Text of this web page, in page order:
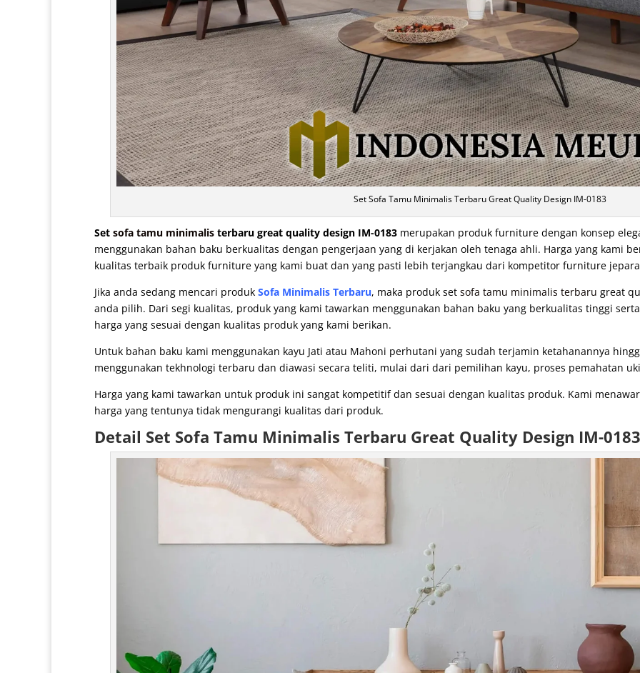
Set Sofa Tamu Minimalis Terbaru Great Quality Design IM-0183
Set sofa tamu minimalis terbaru great quality design IM-0183 merupakan produk furniture dengan konsep
menggunakan bahan baku berkualitas dengan pengerjaan yang di kerjakan oleh tenaga ahli. Harga yang kami
kualitas terbaik produk furniture yang kami buat dan yang pasti lebih terjangkau dari kompetitor furniture
Jika anda sedang mencari produk Sofa Minimalis Terbaru, maka produk set sofa tamu minimalis terbaru great
anda pilih. Dari segi kualitas, produk yang kami tawarkan menggunakan bahan baku yang berkualitas tinggi
harga yang sesuai dengan kualitas produk yang kami berikan.
Untuk bahan baku kami menggunakan kayu Jati atau Mahoni perhutani yang sudah terjamin ketahanannya
menggunakan tekhnologi terbaru dan diawasi secara teliti, mulai dari dari pemilihan kayu, proses pemahatan
Harga yang kami tawarkan untuk produk ini sangat kompetitif dan sesuai dengan kualitas produk. Kami
harga yang tentunya tidak mengurangi kualitas dari produk.
Detail Set Sofa Tamu Minimalis Terbaru Great Quality Design IM-0183